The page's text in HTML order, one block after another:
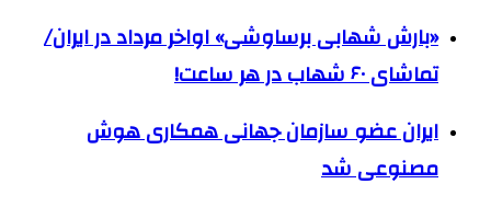
«بارش شهابی برساوشی» اواخر مرداد در ایران/
تماشای ۶۰ شهاب در هر ساعت!
ایران عضو سازمان جهانی همکاری هوش
مصنوعی شد